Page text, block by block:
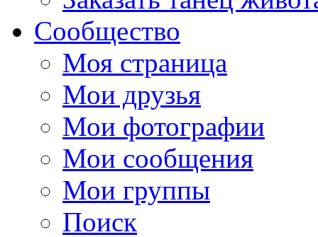
Сообщество
Моя страница
Мои друзья
Мои фотографии
Мои сообщения
Мои группы
Поиск